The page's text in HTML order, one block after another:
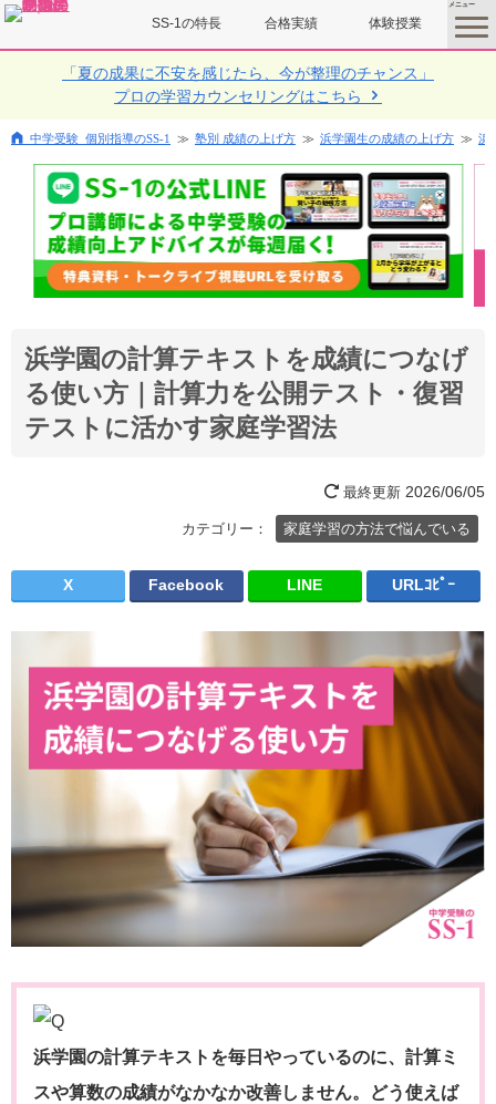
体験授業
合格実績
SS-1の特長
toggle
menu
「夏の成果に不安を感じたら、今が整理のチャンス」
プロの学習カウンセリングはこちら
中学受験 個別指導のSS-1 塾別 成績の上げ方 浜学園生の成績の上げ方 浜
浜学園の計算テキストを成績につなげ
る使い方｜計算力を公開テスト・復習
テストに活かす家庭学習法
最終更新 2026/06/05
カテゴリー： 家庭学習の方法で悩んでいる
X Facebook LINE URLｺﾋﾟｰ
浜学園の計算テキストを毎日やっているのに、計算ミ
スや算数の成績がなかなか改善しません。どう使えば